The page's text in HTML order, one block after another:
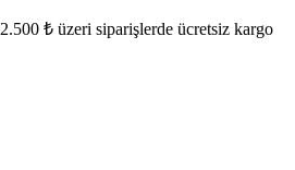
2.500 ₺ üzeri siparişlerde ücretsiz kargo